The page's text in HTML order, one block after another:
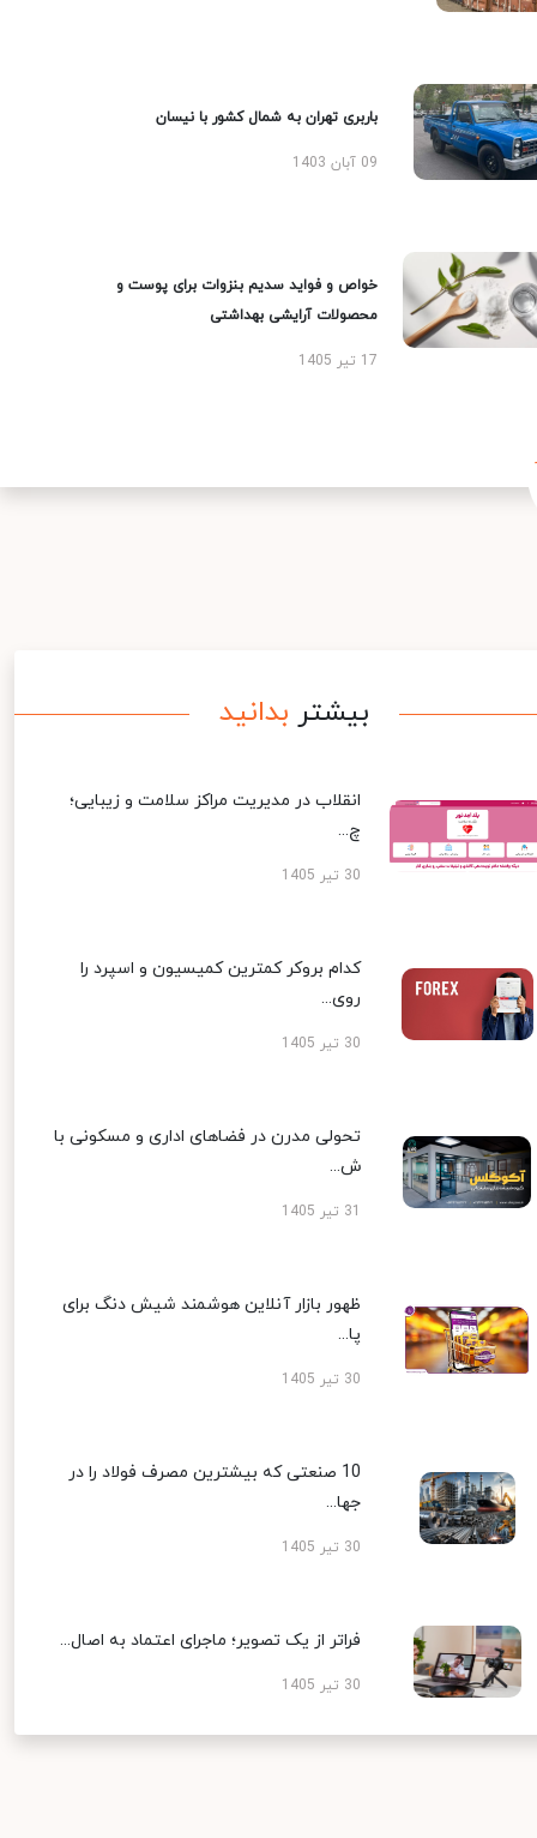
باربری تهران به شمال کشور با نیسان
09 آبان 1403
خواص و فواید سدیم بنزوات برای پوست و
محصولات آرایشی بهداشتی
17 تیر 1405
بیشتر بدانید
انقلاب در مدیریت مراکز سلامت و زیبایی؛
چ...
30 تیر 1405
کدام بروکر کمترین کمیسیون و اسپرد را
روی...
30 تیر 1405
تحولی مدرن در فضاهای اداری و مسکونی با
ش...
ظهور بازار آنلاین هوشمند شیش دنگ برای
پا...
30 تیر 1405
10 صنعتی که بیشترین مصرف فولاد را در
جها...
30 تیر 1405
فراتر از یک تصویر؛ ماجرای اعتماد به اصال...
30 تیر 1405